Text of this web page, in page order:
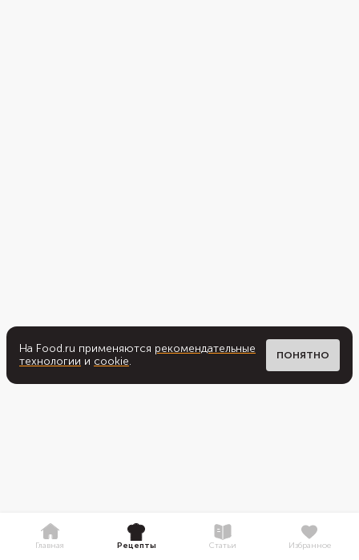
На Food.ru применяются рекомендательные
технологии и cookie. ПОНЯТНО
Главная Рецепты Статьи Избранное